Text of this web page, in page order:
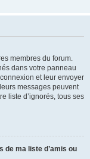
membres du forum.
dans votre panneau
et leur envoyer
messages peuvent
liste d’ignorés, tous ses
ma liste d’amis ou